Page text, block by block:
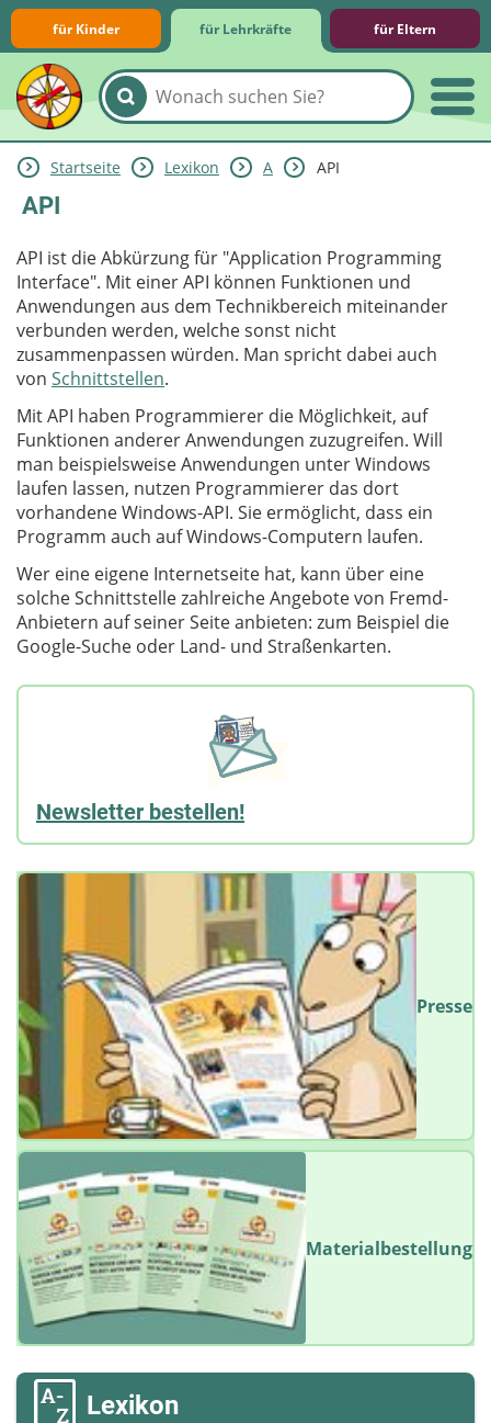
für Kinder für Lehrkräfte für Eltern
Lernmodule
Unterrichts­materialien
Internet-ABC-Schule
Praxishilfen
Aktuelles
Startseite Lexikon A API
API
API ist die Abkürzung für "Application Programming
Interface". Mit einer API können Funktionen und
Anwendungen aus dem Technikbereich miteinander
verbunden werden, welche sonst nicht
zusammenpassen würden. Man spricht dabei auch
von Schnittstellen.
Mit API haben Programmierer die Möglichkeit, auf
Funktionen anderer Anwendungen zuzugreifen. Will
man beispielsweise Anwendungen unter Windows
laufen lassen, nutzen Programmierer das dort
vorhandene Windows-API. Sie ermöglicht, dass ein
Programm auch auf Windows-Computern laufen.
Wer eine eigene Internetseite hat, kann über eine
solche Schnittstelle zahlreiche Angebote von Fremd-
Anbietern auf seiner Seite anbieten: zum Beispiel die
Google-Suche oder Land- und Straßenkarten.
Newsletter bestellen!
Presse
Materialbestellung
Lexikon